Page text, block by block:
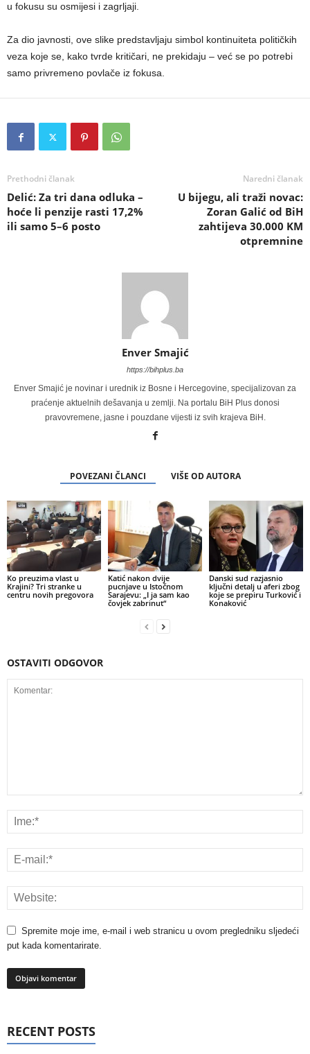
u fokusu su osmijesi i zagrljaji.
Za dio javnosti, ove slike predstavljaju simbol kontinuiteta političkih
veza koje se, kako tvrde kritičari, ne prekidaju – već se po potrebi
samo privremeno povlače iz fokusa.
Prethodni članak
Delić: Za tri dana odluka –
hoće li penzije rasti 17,2%
ili samo 5–6 posto
Naredni članak
U bijegu, ali traži novac:
Zoran Galić od BiH
zahtijeva 30.000 KM
otpremnine
Enver Smajić
https://bihplus.ba
Enver Smajić je novinar i urednik iz Bosne i Hercegovine, specijalizovan za
praćenje aktuelnih dešavanja u zemlji. Na portalu BiH Plus donosi
pravovremene, jasne i pouzdane vijesti iz svih krajeva BiH.
POVEZANI ČLANCI VIŠE OD AUTORA
Ko preuzima vlast u
Krajini? Tri stranke u
centru novih pregovora
Katić nakon dvije
pucnjave u Istočnom
Sarajevu: „I ja sam kao
čovjek zabrinut“
Danski sud razjasnio
ključni detalj u aferi zbog
koje se prepiru Turković i
Konaković
OSTAVITI ODGOVOR
Spremite moje ime, e-mail i web stranicu u ovom pregledniku sljedeći
put kada komentarirate.
RECENT POSTS